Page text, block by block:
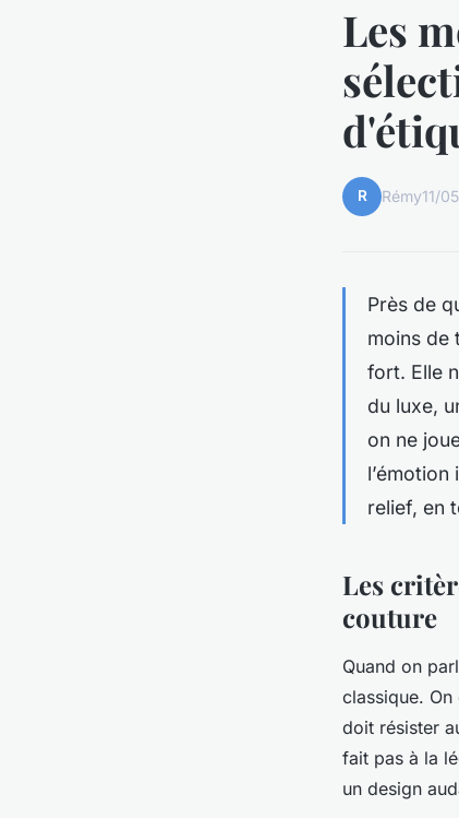
Les
R Rémy11/
Près de
moins de
fort. Elle
du luxe,
on ne
relief, en
Les
couture
Quand on
classique.
doit résister
fait pas à la
un design